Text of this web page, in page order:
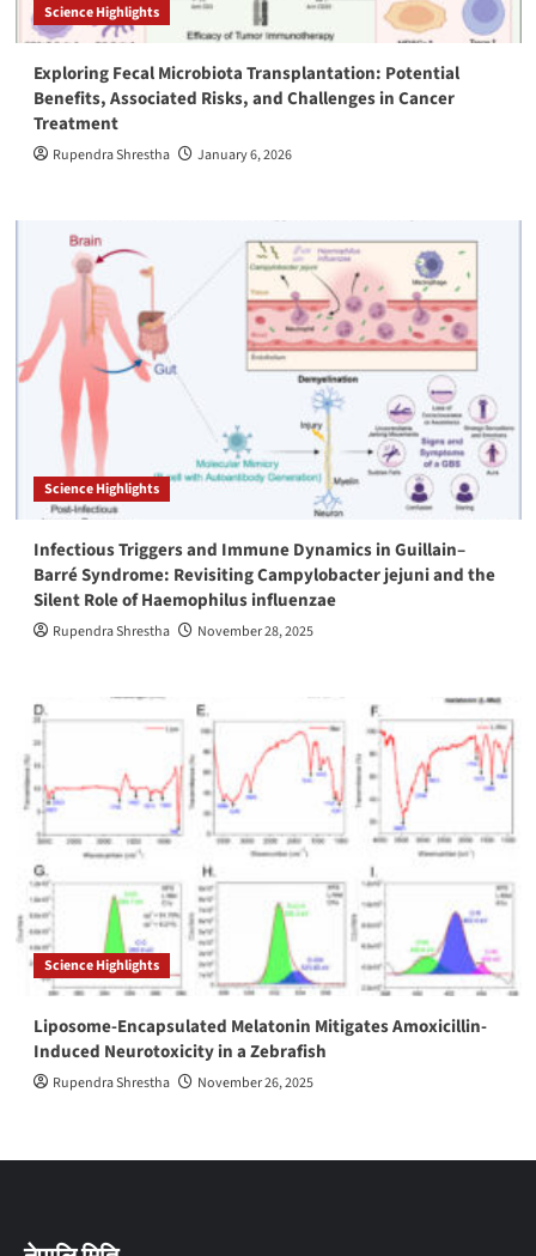
Science Highlights
Exploring Fecal Microbiota Transplantation: Potential
Benefits, Associated Risks, and Challenges in Cancer
Treatment
Rupendra Shrestha January 6, 2026
Science Highlights
Infectious Triggers and Immune Dynamics in Guillain–
Barré Syndrome: Revisiting Campylobacter jejuni and the
Silent Role of Haemophilus influenzae
Rupendra Shrestha November 28, 2025
Science Highlights
Liposome-Encapsulated Melatonin Mitigates Amoxicillin-
Induced Neurotoxicity in a Zebrafish
Rupendra Shrestha November 26, 2025